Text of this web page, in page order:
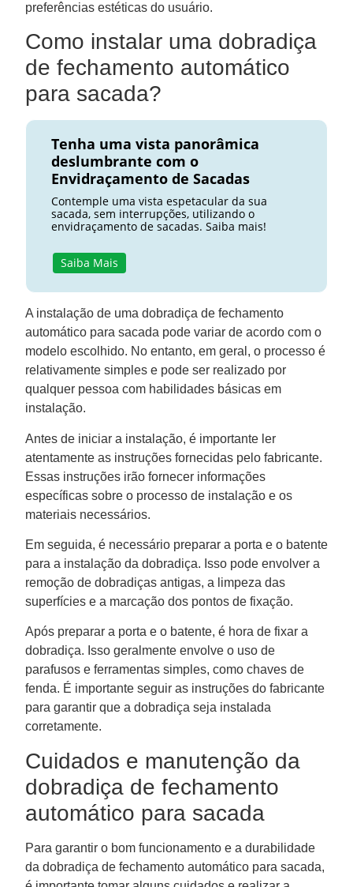
preferências estéticas do usuário.
Como instalar uma dobradiça
de fechamento automático
para sacada?
Tenha uma vista panorâmica
deslumbrante com o
Envidraçamento de Sacadas
Contemple uma vista espetacular da sua
sacada, sem interrupções, utilizando o
envidraçamento de sacadas. Saiba mais!
Saiba Mais
A instalação de uma dobradiça de fechamento
automático para sacada pode variar de acordo com o
modelo escolhido. No entanto, em geral, o processo é
relativamente simples e pode ser realizado por
qualquer pessoa com habilidades básicas em
instalação.
Antes de iniciar a instalação, é importante ler
atentamente as instruções fornecidas pelo fabricante.
Essas instruções irão fornecer informações
específicas sobre o processo de instalação e os
materiais necessários.
Em seguida, é necessário preparar a porta e o batente
para a instalação da dobradiça. Isso pode envolver a
remoção de dobradiças antigas, a limpeza das
superfícies e a marcação dos pontos de fixação.
Após preparar a porta e o batente, é hora de fixar a
dobradiça. Isso geralmente envolve o uso de
parafusos e ferramentas simples, como chaves de
fenda. É importante seguir as instruções do fabricante
para garantir que a dobradiça seja instalada
corretamente.
Cuidados e manutenção da
dobradiça de fechamento
automático para sacada
Para garantir o bom funcionamento e a durabilidade
da dobradiça de fechamento automático para sacada,